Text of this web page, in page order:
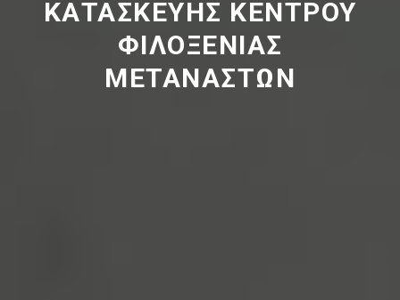
ΚΑΤΑΣΚΕΥΗΣ ΚΕΝΤΡΟΥ
ΦΙΛΟΞΕΝΙΑΣ
ΜΕΤΑΝΑΣΤΩΝ